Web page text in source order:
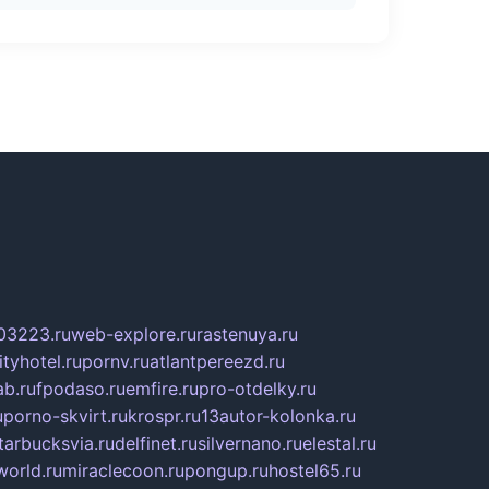
web-explore.rurastenuya.ru
pornv.ruatlantpereezd.ru
fpodaso.ruemfire.rupro-otdelky.ru
porno-skvirt.rukrospr.ru13autor-kolonka.ru
delfinet.rusilvernano.ruelestal.ru
miraclecoon.rupongup.ruhostel65.ru